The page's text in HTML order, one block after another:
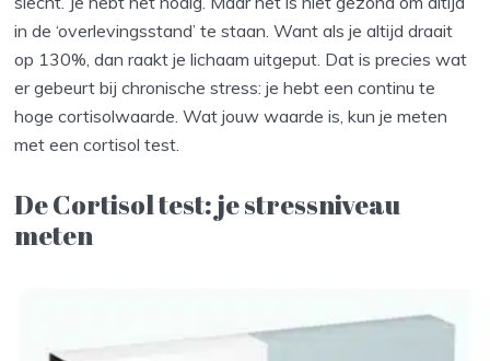
in de ‘overlevingsstand’ te staan. Want als je altijd draait
op 130%, dan raakt je lichaam uitgeput. Dat is precies wat
er gebeurt bij chronische stress: je hebt een continu te
hoge cortisolwaarde. Wat jouw waarde is, kun je meten
met een cortisol test.
De Cortisol test: je stressniveau
meten